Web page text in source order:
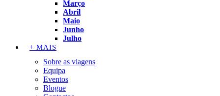
Março
Abril
Maio
Junho
Julho
+ MAIS
Sobre as viagens
Equipa
Eventos
Blogue